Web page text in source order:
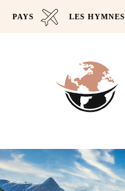
PAYS LES HYMNES